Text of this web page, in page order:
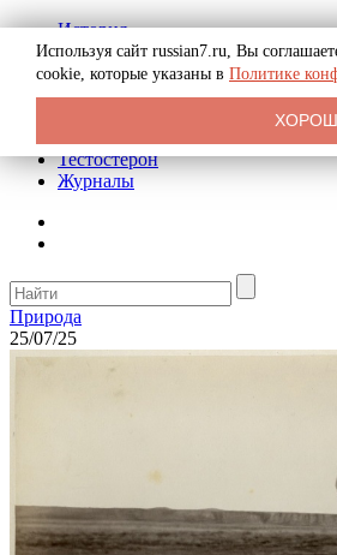
История
Биография
Криминал
Реклама на сайте
Тестостерон
Журналы
Природа
25/07/25
Используя сайт russian7.ru, Вы
cookie, которые указаны в Политике